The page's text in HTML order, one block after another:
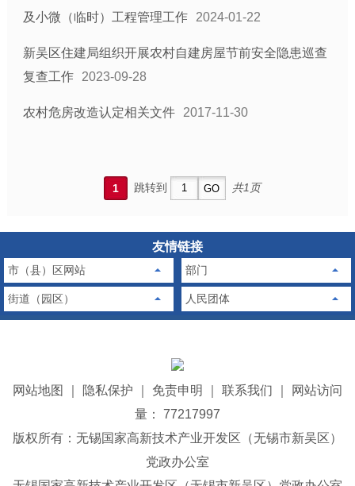
及小微（临时）工程管理工作
2024-01-22
新吴区住建局组织开展农村自建房屋节前安全隐患巡查
复查工作
2023-09-28
农村危房改造认定相关文件 2017-11-30
1 跳转到 共1页
友情链接
市（县）区网站 部门
街道（园区） 人民团体
网站地图 隐私保护 免责申明 联系我们
网站访问
量： 77217997
版权所有：无锡国家高新技术产业开发区（无锡市新吴区）
党政办公室